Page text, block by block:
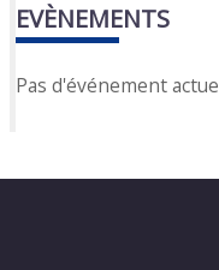
EVÈNEMENTS
Pas d'événement